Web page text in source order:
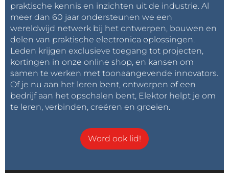
praktische kennis en inzichten uit de industrie. Al
meer dan 60 jaar ondersteunen we een
wereldwijd netwerk bij het ontwerpen, bouwen en
delen van praktische electronica oplossingen.
Leden krijgen exclusieve toegang tot projecten,
kortingen in onze online shop, en kansen om
samen te werken met toonaangevende innovators.
Of je nu aan het leren bent, ontwerpen of een
bedrijf aan het opschalen bent, Elektor helpt je om
te leren, verbinden, creëren en groeien.
Word ook lid!